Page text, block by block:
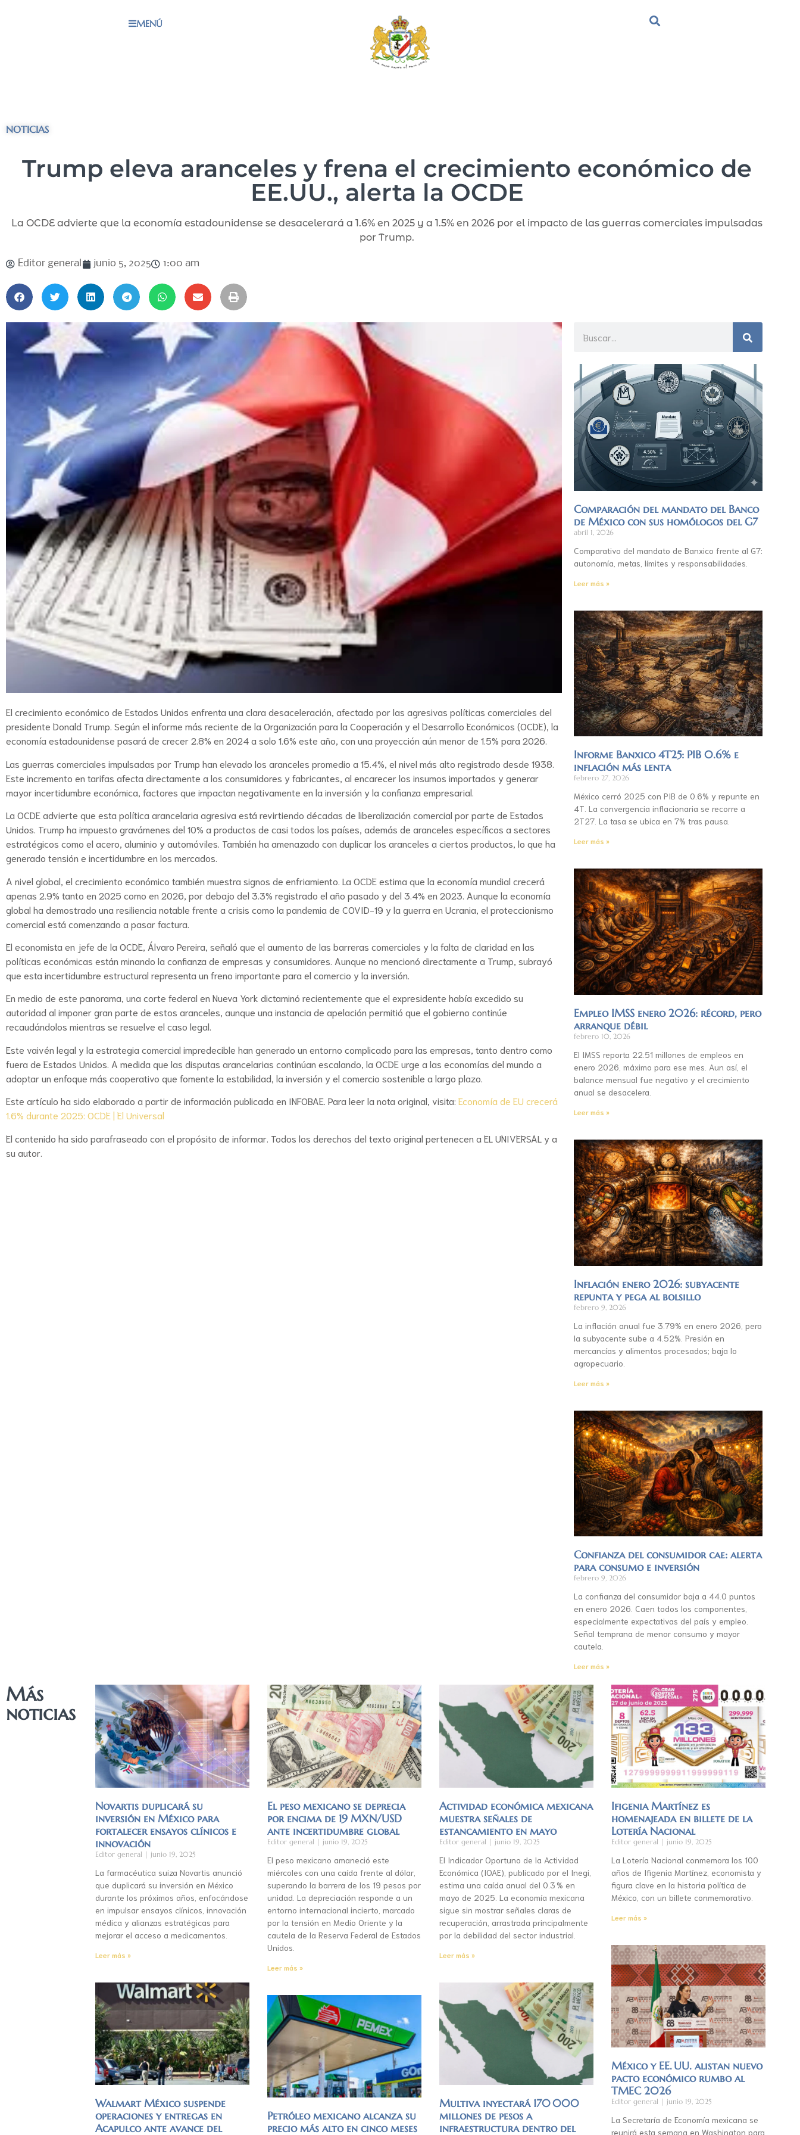
MENÚ
NOTICIAS
Trump eleva aranceles y frena el crecimiento económico de
EE.UU., alerta la OCDE
La OCDE advierte que la economía estadounidense se desacelerará a 1.6% en 2025 y a 1.5% en 2026 por el impacto de las guerras comerciales impulsadas
por Trump.
Editor general junio 5, 2025 1:00 am
El crecimiento económico de Estados Unidos enfrenta una clara desaceleración, afectado por las agresivas políticas comerciales del
presidente Donald Trump. Según el informe más reciente de la Organización para la Cooperación y el Desarrollo Económicos (OCDE), la
economía estadounidense pasará de crecer 2.8% en 2024 a solo 1.6% este año, con una proyección aún menor de 1.5% para 2026.
Las guerras comerciales impulsadas por Trump han elevado los aranceles promedio a 15.4%, el nivel más alto registrado desde 1938.
Este incremento en tarifas afecta directamente a los consumidores y fabricantes, al encarecer los insumos importados y generar
mayor incertidumbre económica, factores que impactan negativamente en la inversión y la confianza empresarial.
La OCDE advierte que esta política arancelaria agresiva está revirtiendo décadas de liberalización comercial por parte de Estados
Unidos. Trump ha impuesto gravámenes del 10% a productos de casi todos los países, además de aranceles específicos a sectores
estratégicos como el acero, aluminio y automóviles. También ha amenazado con duplicar los aranceles a ciertos productos, lo que ha
generado tensión e incertidumbre en los mercados.
A nivel global, el crecimiento económico también muestra signos de enfriamiento. La OCDE estima que la economía mundial crecerá
apenas 2.9% tanto en 2025 como en 2026, por debajo del 3.3% registrado el año pasado y del 3.4% en 2023. Aunque la economía
global ha demostrado una resiliencia notable frente a crisis como la pandemia de COVID-19 y la guerra en Ucrania, el proteccionismo
comercial está comenzando a pasar factura.
El economista en jefe de la OCDE, Álvaro Pereira, señaló que el aumento de las barreras comerciales y la falta de claridad en las
políticas económicas están minando la confianza de empresas y consumidores. Aunque no mencionó directamente a Trump, subrayó
que esta incertidumbre estructural representa un freno importante para el comercio y la inversión.
En medio de este panorama, una corte federal en Nueva York dictaminó recientemente que el expresidente había excedido su
autoridad al imponer gran parte de estos aranceles, aunque una instancia de apelación permitió que el gobierno continúe
recaudándolos mientras se resuelve el caso legal.
Este vaivén legal y la estrategia comercial impredecible han generado un entorno complicado para las empresas, tanto dentro como
fuera de Estados Unidos. A medida que las disputas arancelarias continúan escalando, la OCDE urge a las economías del mundo a
adoptar un enfoque más cooperativo que fomente la estabilidad, la inversión y el comercio sostenible a largo plazo.
Este artículo ha sido elaborado a partir de información publicada en INFOBAE. Para leer la nota original, visita: Economía de EU crecerá
1.6% durante 2025: OCDE | El Universal
El contenido ha sido parafraseado con el propósito de informar. Todos los derechos del texto original pertenecen a EL UNIVERSAL y a
su autor.
Comparación del mandato del Banco
de México con sus homólogos del G7
abril 1, 2026
Comparativo del mandato de Banxico frente al G7:
autonomía, metas, límites y responsabilidades.
Leer más »
Informe Banxico 4T25: PIB 0.6% e
inflación más lenta
febrero 27, 2026
México cerró 2025 con PIB de 0.6% y repunte en
4T. La convergencia inflacionaria se recorre a
2T27. La tasa se ubica en 7% tras pausa.
Leer más »
Empleo IMSS enero 2026: récord, pero
arranque débil
febrero 10, 2026
El IMSS reporta 22.51 millones de empleos en
enero 2026, máximo para ese mes. Aun así, el
balance mensual fue negativo y el crecimiento
anual se desacelera.
Leer más »
Inflación enero 2026: subyacente
repunta y pega al bolsillo
febrero 9, 2026
La inflación anual fue 3.79% en enero 2026, pero
la subyacente sube a 4.52%. Presión en
mercancías y alimentos procesados; baja lo
agropecuario.
Leer más »
Confianza del consumidor cae: alerta
para consumo e inversión
febrero 9, 2026
La confianza del consumidor baja a 44.0 puntos
en enero 2026. Caen todos los componentes,
especialmente expectativas del país y empleo.
Señal temprana de menor consumo y mayor
cautela.
Leer más »
Más
noticias
Novartis duplicará su
inversión en México para
fortalecer ensayos clínicos e
innovación
Editor general junio 19, 2025
La farmacéutica suiza Novartis anunció
que duplicará su inversión en México
durante los próximos años, enfocándose
en impulsar ensayos clínicos, innovación
médica y alianzas estratégicas para
mejorar el acceso a medicamentos.
Leer más »
El peso mexicano se deprecia
por encima de 19 MXN/USD
ante incertidumbre global
Editor general junio 19, 2025
El peso mexicano amaneció este
miércoles con una caída frente al dólar,
superando la barrera de los 19 pesos por
unidad. La depreciación responde a un
entorno internacional incierto, marcado
por la tensión en Medio Oriente y la
cautela de la Reserva Federal de Estados
Unidos.
Leer más »
Actividad económica mexicana
muestra señales de
estancamiento en mayo
Editor general junio 19, 2025
El Indicador Oportuno de la Actividad
Económica (IOAE), publicado por el Inegi,
estima una caída anual del 0.3 % en
mayo de 2025. La economía mexicana
sigue sin mostrar señales claras de
recuperación, arrastrada principalmente
por la debilidad del sector industrial.
Leer más »
Ifigenia Martínez es
homenajeada en billete de la
Lotería Nacional
Editor general junio 19, 2025
La Lotería Nacional conmemora los 100
años de Ifigenia Martínez, economista y
figura clave en la historia política de
México, con un billete conmemorativo.
Leer más »
Walmart México suspende
operaciones y entregas en
Acapulco ante avance del
Petróleo mexicano alcanza su
precio más alto en cinco meses
Multiva inyectará 170 000
millones de pesos a
infraestructura dentro del
México y EE. UU. alistan nuevo
pacto económico rumbo al
TMEC 2026
Editor general junio 19, 2025
La Secretaría de Economía mexicana se
reunirá esta semana en Washington para